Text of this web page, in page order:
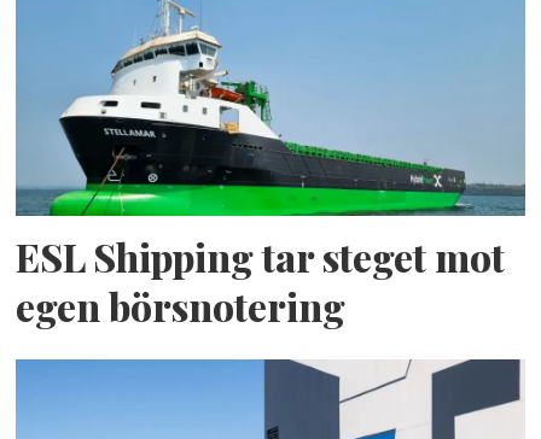
ESL Shipping tar steget mot
egen börsnotering